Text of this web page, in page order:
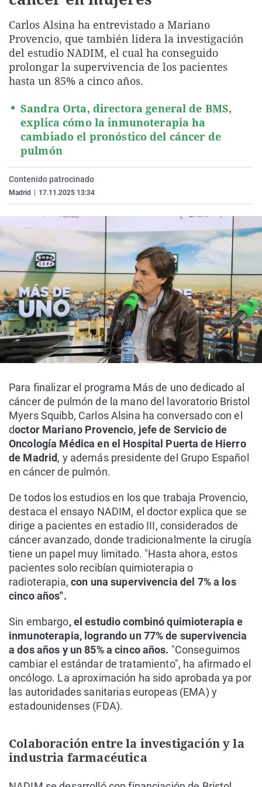
Gente viajera
Como el perro y el
Retornados
Equipo de
Operación Viuda
Galicia
La Rioja
Navarra
Televisión
Elecciones
Carlos Alsina ha entrevistado a Mariano
Provencio, que también lidera la investigación
del estudio NADIM, el cual ha conseguido
prolongar la supervivencia de los pacientes
hasta un 85% a cinco años.
Sandra Orta, directora general de BMS,
explica cómo la inmunoterapia ha
cambiado el pronóstico del cáncer de
pulmón
Contenido patrocinado
Madrid 17.11.2025 13:34
Para finalizar el programa Más de uno dedicado al
cáncer de pulmón de la mano del lavoratorio Bristol
Myers Squibb, Carlos Alsina ha conversado con el
doctor Mariano Provencio, jefe de Servicio de
Oncología Médica en el Hospital Puerta de Hierro
de Madrid, y además presidente del Grupo Español
en cáncer de pulmón.
De todos los estudios en los que trabaja Provencio,
destaca el ensayo NADIM, el doctor explica que se
dirige a pacientes en estadio III, considerados de
cáncer avanzado, donde tradicionalmente la cirugía
tiene un papel muy limitado. "Hasta ahora, estos
pacientes solo recibían quimioterapia o
radioterapia, con una supervivencia del 7% a los
cinco años".
Sin embargo, el estudio combinó quimioterapia e
inmunoterapia, logrando un 77% de supervivencia
a dos años y un 85% a cinco años. "Conseguimos
cambiar el estándar de tratamiento", ha afirmado el
oncólogo. La aproximación ha sido aprobada ya por
las autoridades sanitarias europeas (EMA) y
estadounidenses (FDA).
Colaboración entre la investigación y la
industria farmacéutica